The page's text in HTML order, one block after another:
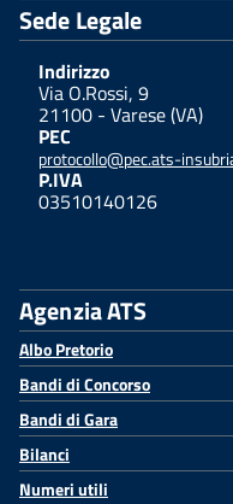
Sede Legale
Indirizzo
Via O.Rossi, 9
21100 - Varese (VA)
PEC
protocollo@pec.ats-
P.IVA
03510140126
Agenzia ATS
Albo Pretorio
Bandi di Concorso
Bandi di Gara
Bilanci
Numeri utili